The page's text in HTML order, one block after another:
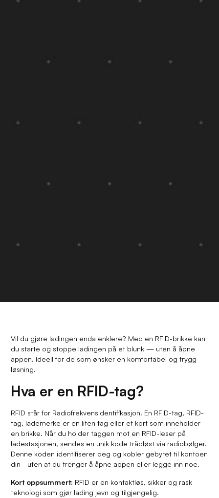
Vil du gjøre ladingen enda enklere? Med en RFID-brikke kan
du starte og stoppe ladingen på et blunk — uten å åpne
appen. Ideell for de som ønsker en komfortabel og trygg
løsning.
Hva er en RFID-tag?
RFID står for Radiofrekvensidentifikasjon. En RFID-tag, RFID-
tag, lademerke er en liten tag eller et kort som inneholder
en brikke. Når du holder taggen mot en RFID-leser på
ladestasjonen, sendes en unik kode trådløst via radiobølger.
Denne koden identifiserer deg og kobler gebyret til kontoen
din - uten at du trenger å åpne appen eller legge inn noe.
Kort oppsummert: RFID er en kontaktløs, sikker og rask
teknologi som gjør lading jevn og tilgjengelig.